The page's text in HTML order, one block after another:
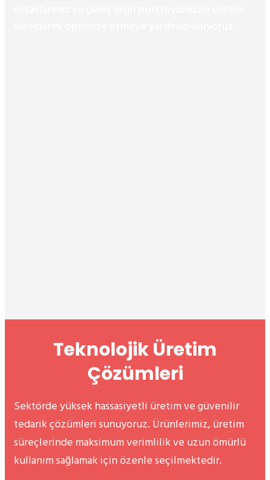
Teknolojik Üretim
Çözümleri
Sektörde yüksek hassasiyetli üretim ve güvenilir
tedarik çözümleri sunuyoruz. Ürünlerimiz, üretim
süreçlerinde maksimum verimlilik ve uzun ömürlü
kullanım sağlamak için özenle seçilmektedir.